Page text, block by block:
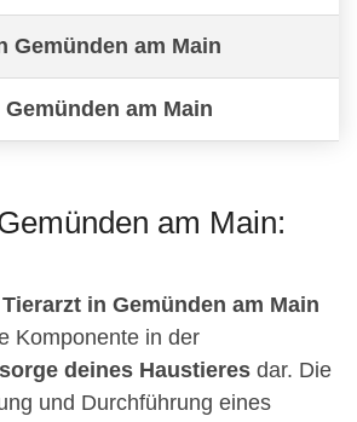
Gemünden am Main
am Main
am Main:
Tierarzt in Gemünden am Main
Komponente in der
deines Haustieres dar. Die
und Durchführung eines